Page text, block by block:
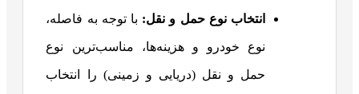
انتخاب نوع حمل و نقل: با توجه به فاصله،
نوع خودرو و هزینه‌ها، مناسب‌ترین نوع
حمل و نقل (دریایی و زمینی) را انتخاب